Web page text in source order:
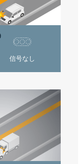
信号なし